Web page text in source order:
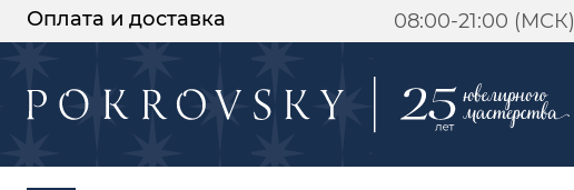
Оплата и доставка 08:00-21:00 (МСК)
-30%
момента оплаты